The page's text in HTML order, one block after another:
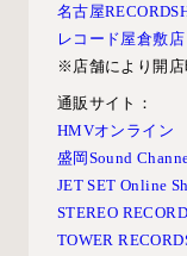
名古屋
レコード屋倉敷店
※店舗により開
通販サイト：
HMVオンライン
盛岡Sound
JET SET Online
STEREO
TOWER